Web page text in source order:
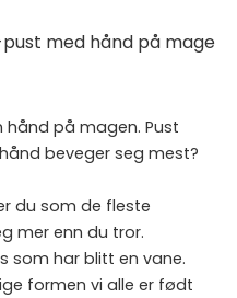
på magen. Pust
beveger seg mest?
du som de fleste
mer enn du tror.
som har blitt en vane.
formen vi alle er født